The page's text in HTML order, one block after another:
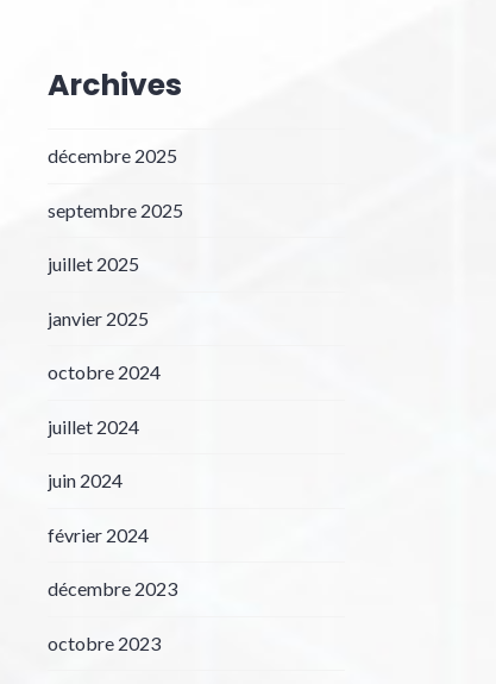
Archives
décembre 2025
septembre 2025
juillet 2025
janvier 2025
octobre 2024
juillet 2024
juin 2024
février 2024
décembre 2023
octobre 2023